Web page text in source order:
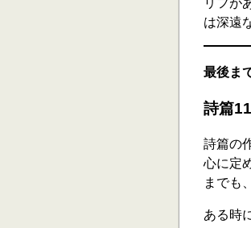
リフが
は深遠
最後ま
詩篇
詩篇の
心に定
までも、
ある時